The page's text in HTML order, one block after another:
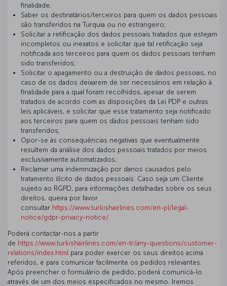
finalidade;
Saber os destinatários/terceiros para quem os dados pessoais
são transferidos na Turquia ou no estrangeiro;
Solicitar a retificação dos dados pessoais tratados que estejam
incompletos ou inexatos e solicitar que tal retificação seja
notificada aos terceiros para quem os dados pessoais tenham
sido transferidos;
Solicitar o apagamento ou a destruição de dados pessoais, no
caso de os dados deixarem de ser necessários em relação à
finalidade para a qual foram recolhidos, apesar de serem
tratados de acordo com as disposições da Lei PDP e outras
leis aplicáveis, e solicitar que esse tratamento seja notificado
aos terceiros para quem os dados pessoais tenham sido
transferidos;
Opor-se às consequências negativas que eventualmente
resultem da análise dos dados pessoais tratados por meios
exclusivamente automatizados;
Reclamar uma indemnização por danos causados pelo
tratamento ilícito de dados pessoais. Caso seja um Cliente
sujeito ao RGPD, para informações detalhadas sobre os seus
direitos, queira por favor
consultar https://www.turkishairlines.com/en-pl/legal-
notice/gdpr-privacy-notice/.
Poderá contactar-nos a partir
de https://www.turkishairlines.com/en-tr/any-questions/customer-
relations/index.html para poder exercer os seus direitos acima
referidos, e para comunicar facilmente os pedidos relevantes.
Após preencher o formulário de pedido, poderá comunicá-lo
através de um dos meios especificados no mesmo. Iremos